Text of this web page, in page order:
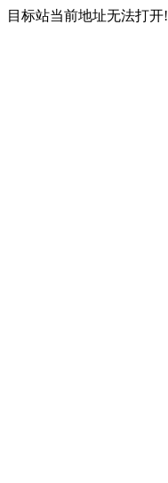
目标站当前地址无法打开!